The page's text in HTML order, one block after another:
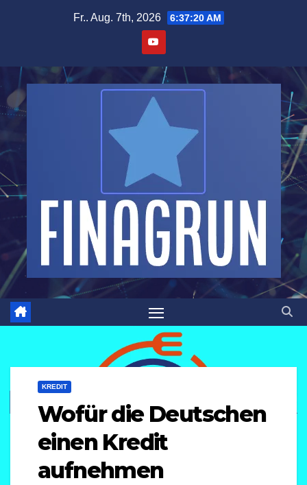
Fr.. Aug. 7th, 2026 6:37:21 AM
KREDIT
Wofür die Deutschen
einen Kredit
aufnehmen